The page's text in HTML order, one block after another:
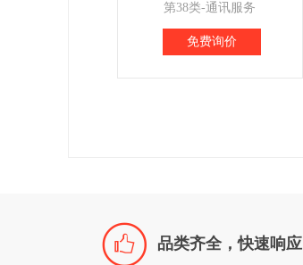
第38类-通讯服务
免费询价
 品类齐全，快速响应